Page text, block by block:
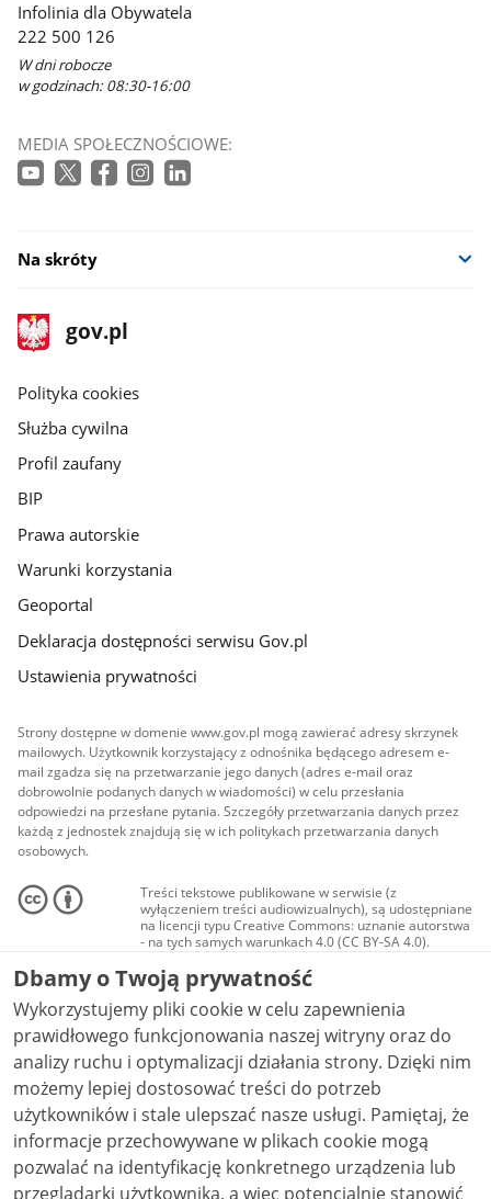
Infolinia dla Obywatela
222 500 126
W dni robocze
w godzinach: 08:30-16:00
MEDIA SPOŁECZNOŚCIOWE:
Na skróty
stopka
gov.pl
Strona
gov.pl
gov.pl
Polityka cookies
Służba cywilna
Profil zaufany
BIP
Prawa autorskie
Warunki korzystania
Geoportal
Deklaracja dostępności serwisu Gov.pl
Ustawienia prywatności
Strony dostępne w domenie www.gov.pl mogą zawierać adresy skrzynek
mailowych. Użytkownik korzystający z odnośnika będącego adresem e-
mail zgadza się na przetwarzanie jego danych (adres e-mail oraz
dobrowolnie podanych danych w wiadomości) w celu przesłania
odpowiedzi na przesłane pytania. Szczegóły przetwarzania danych przez
każdą z jednostek znajdują się w ich politykach przetwarzania danych
osobowych.
Treści tekstowe publikowane w serwisie (z
wyłączeniem treści audiowizualnych), są udostępniane
na licencji typu Creative Commons: uznanie autorstwa
- na tych samych warunkach 4.0 (CC BY-SA 4.0).
Materiały audiowizualne, w tym zdjęcia, materiały
audio i wideo, są udostępniane na licencji typu
Creative Commons: uznanie autorstwa użycie
niekomercyjne - bez utworów zależnych 4.0 (CC BY-
NC-ND 4.0), o ile nie jest to stwierdzone inaczej.
Dbamy o Twoją prywatność
Wykorzystujemy pliki cookie w celu zapewnienia
prawidłowego funkcjonowania naszej witryny oraz do
analizy ruchu i optymalizacji działania strony. Dzięki nim
możemy lepiej dostosować treści do potrzeb
użytkowników i stale ulepszać nasze usługi. Pamiętaj, że
informacje przechowywane w plikach cookie mogą
pozwalać na identyfikację konkretnego urządzenia lub
przeglądarki użytkownika, a więc potencjalnie stanowić